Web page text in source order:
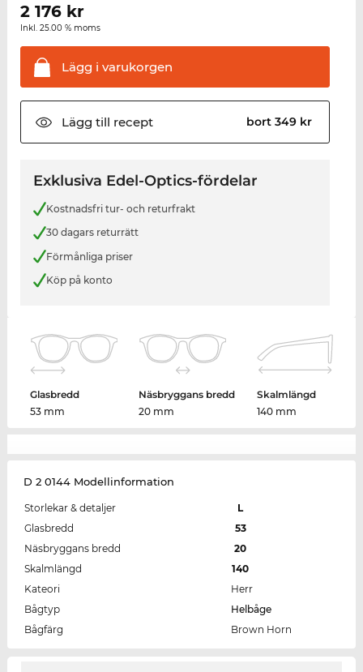
2 176kr
Inkl. 25.00 % moms
Lägg i varukorgen
Lägg till recept bort 349 kr
Exklusiva Edel-Optics-fördelar
Kostnadsfri tur- och returfrakt
30 dagars returrätt
Förmånliga priser
Köp på konto
Glasbredd
53 mm
Näsbryggans bredd
20 mm
Skalmlängd
140 mm
D 2 0144 Modellinformation
Storlekar & detaljer
L
Glasbredd
53
Näsbryggans bredd
20
Skalmlängd
140
Kateori
Herr
Bågtyp
Helbåge
Bågfärg
Brown Horn